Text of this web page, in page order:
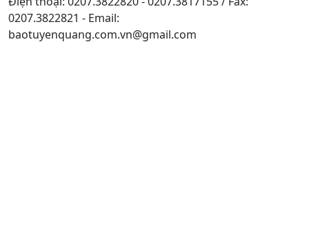
0207.3822821 - Email:
baotuyenquang.com.vn@gmail.com